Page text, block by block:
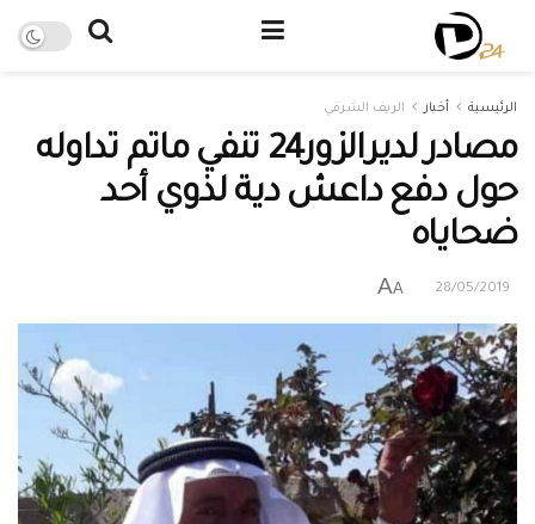
الرئيسية أخبار الريف الشرقي
مصادر لديرالزور24 تنفي ماتم تداوله
حول دفع داعش دية لذوي أحد
ضحاياه
28/05/2019
A
A